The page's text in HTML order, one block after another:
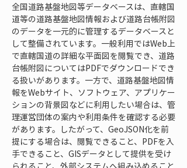
全国道路基盤地図等データベースは、直轄国
道等の道路基盤地図情報および道路台帳附図
のデータを一元的に管理するデータベースと
して整備されています。一般利用ではWeb上
で直轄国道の詳細な平面図を閲覧でき、道路
台帳附図についてはPDFでダウンロードでき
る扱いがあります。一方で、道路基盤地図情
報をWebサイト、ソフトウェア、アプリケー
ションの背景図などに利用したい場合は、管
理運営団体の案内や利用条件を確認する必要
があります。したがって、GeoJSON化を前
提にする場合は、閲覧できること、PDFを入
手できること、GISデータとして提供を受け
られること、外部システムへ組み込めること